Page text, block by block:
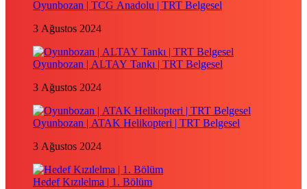
Oyunbozan | TCG Anadolu | TRT Belgesel
3 Ağustos 2024
Oyunbozan | ALTAY Tankı | TRT Belgesel
3 Ağustos 2024
Oyunbozan | ATAK Helikopteri | TRT Belgesel
3 Ağustos 2024
Hedef Kızılelma | 1. Bölüm